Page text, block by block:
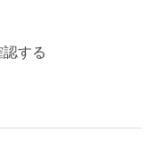
する